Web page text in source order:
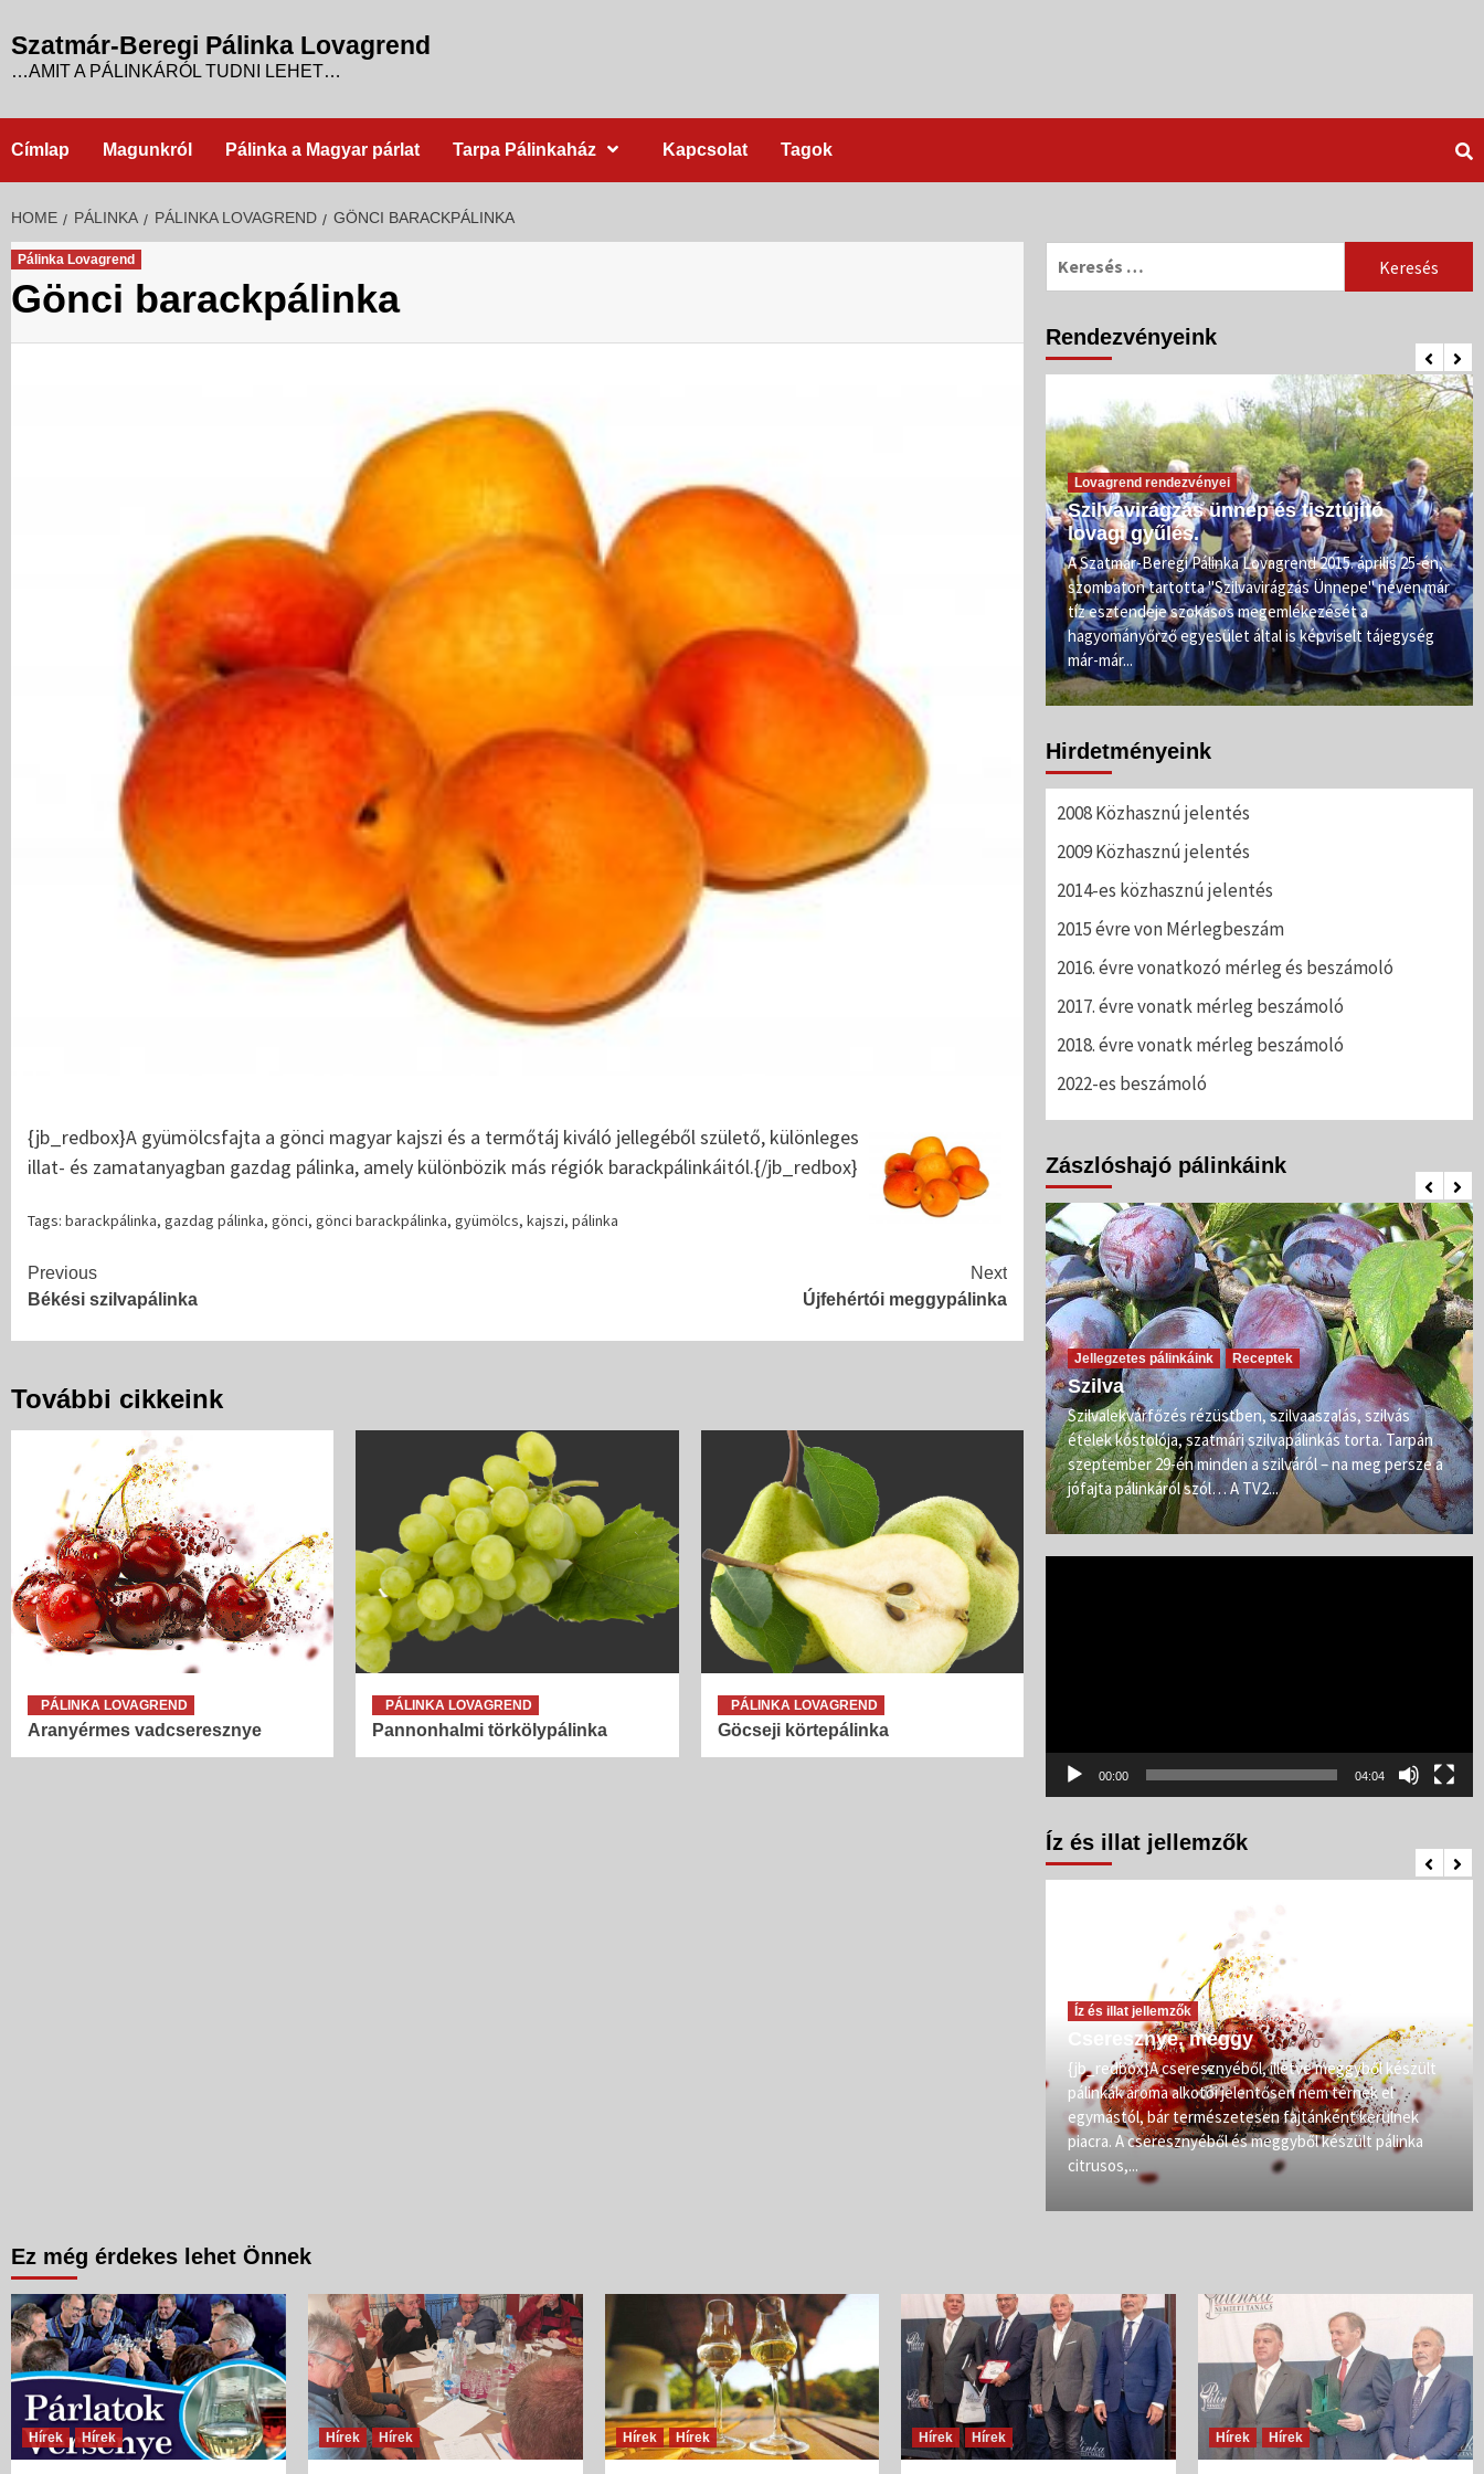
to
content
Szatmár-Beregi Pálinka Lovagrend
…AMIT A PÁLINKÁRÓL TUDNI LEHET…
Címlap Magunkról Pálinka a Magyar párlat Tarpa Pálinkaház Kapcsolat Tagok
HOME PÁLINKA PÁLINKA LOVAGREND GÖNCI BARACKPÁLINKA
Pálinka Lovagrend
Gönci barackpálinka
{jb_redbox}A gyümölcsfajta a gönci magyar kajszi és a termőtáj kiváló jellegéből születő, különleges
illat- és zamatanyagban gazdag pálinka, amely különbözik más régiók barackpálinkáitól.{/jb_redbox}
Tags: barackpálinka, gazdag pálinka, gönci, gönci barackpálinka, gyümölcs, kajszi, pálinka
Continue
Reading
Previous
Békési szilvapálinka
Next
Újfehértói meggypálinka
További cikkeink
PÁLINKA LOVAGREND
Aranyérmes vadcseresznye
PÁLINKA LOVAGREND
Pannonhalmi törkölypálinka
PÁLINKA LOVAGREND
Göcseji körtepálinka
Keresés:
Rendezvényeink
Lovagrend rendezvényei
Pálinkalovagok Szilvavirágzás ünnepe.
A Szatmár-Beregi Pálinka Lovagrend szombaton
tartotta a szokásos szilvavirágzás ünnepét. Mint ahogy
évek óta teszik, ezúttal is Tivadarnál a tiszai vízmérőnél
emlékeztek meg a szőke...
Lovagrend rendezvényei
Szilvavirágzás ünnep és tisztújító
lovagi gyűlés.
A Szatmár-Beregi Pálinka Lovagrend 2015. április 25-én,
szombaton tartotta "Szilvavirágzás Ünnepe" néven már
tíz esztendeje szokásos megemlékezését a
hagyományőrző egyesület által is képviselt tájegység
már-már...
Hirdetményeink
2008 Közhasznú jelentés
2009 Közhasznú jelentés
2014-es közhasznú jelentés
2015 évre von Mérlegbeszám
2016. évre vonatkozó mérleg és beszámoló
2017. évre vonatk mérleg beszámoló
2018. évre vonatk mérleg beszámoló
2022-es beszámoló
Zászlóshajó pálinkáink
Magyarországon, hanem a környező országokban is
jellemző a szilvapálinka készítés. A főzés kezdetérő már
a 16-17. századból vannak említések. A...
Jellegzetes pálinkáink Receptek
Szilva
Szilvalekvárfőzés rézüstben, szilvaaszalás, szilvás
ételek kóstolója, szatmári szilvapálinkás torta. Tarpán
szeptember 29-én minden a szilváról – na meg persze a
jófajta pálinkáról szól… A TV2...
00:00 04:04
Íz és illat jellemzők
Íz és illat jellemzők
Cseresznye, meggy
{jb_redbox}A cseresznyéből, illetve meggyből készült
pálinkák aroma alkotói jelentősen nem térnek el
egymástól, bár természetesen fajtánként kerülnek
piacra. A cseresznyéből és meggyből készült pálinka
citrusos,...
Ez még érdekes lehet Önnek
Hírek Hírek Hírek Hírek Hírek Hírek Hírek Hírek Hírek Hírek